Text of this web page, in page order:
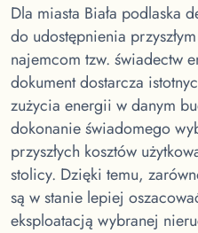
Dla miasta Biała podlaska
do udostępnienia
najemcom tzw. świadectw
dokument dostarcza
zużycia energii w danym
dokonanie świadomego
przyszłych kosztów
stolicy. Dzięki temu,
są w stanie lepiej
eksploatacją wybranej